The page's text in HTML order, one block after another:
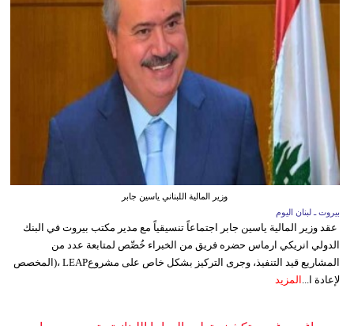
وزير المالية اللبناني ياسين جابر
بيروت ـ لبنان اليوم
عقد وزير المالية ياسين جابر اجتماعاً تنسيقياً مع مدير مكتب بيروت في البنك
الدولي انريكي ارماس حضره فريق من الخبراء خُصِّص لمتابعة عدد من
المشاريع قيد التنفيذ، وجرى التركيز بشكل خاص على مشروعLEAP ،(المخصص
لإعادة ا... المزيد